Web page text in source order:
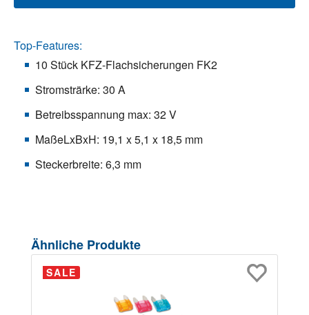
Top-Features:
10 Stück KFZ-Flachsicherungen FK2
Stromsträrke: 30 A
Betreibsspannung max: 32 V
MaßeLxBxH: 19,1 x 5,1 x 18,5 mm
Steckerbreite: 6,3 mm
Produktgalerie überspringen
Ähnliche Produkte
SALE